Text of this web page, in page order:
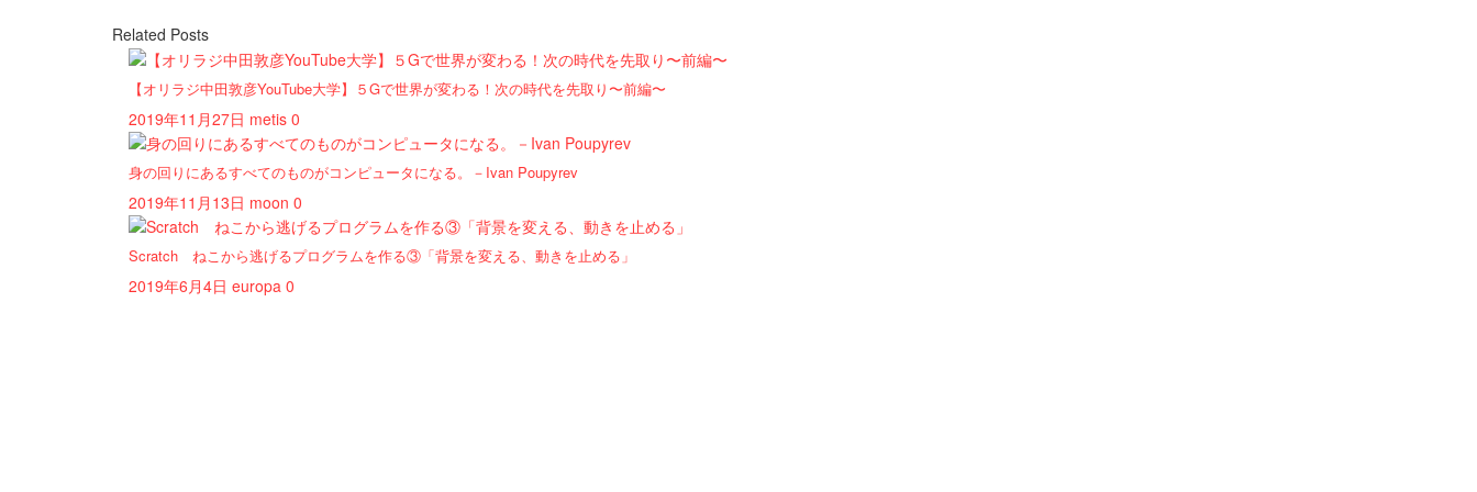
Related Posts
【オリラジ中田敦彦YouTube大学】５Gで世界が変わる！次の時代を先取り〜前編〜
2019年11月27日 metis 0
身の回りにあるすべてのものがコンピュータになる。－Ivan Poupyrev
2019年11月13日 moon 0
Scratch ねこから逃げるプログラムを作る③「背景を変える、動きを止める」
2019年6月4日 europa 0